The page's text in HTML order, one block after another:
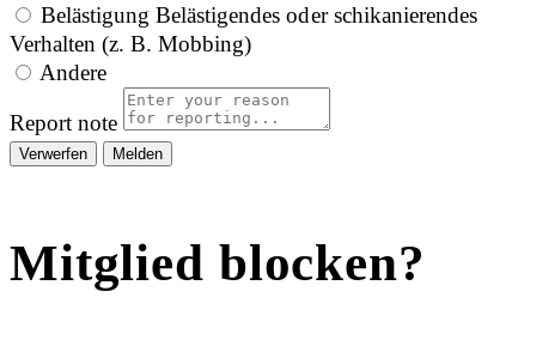
Belästigung Belästigendes oder schikanierendes
Verhalten (z. B. Mobbing)
Andere
Report note
Melden
Mitglied blocken?